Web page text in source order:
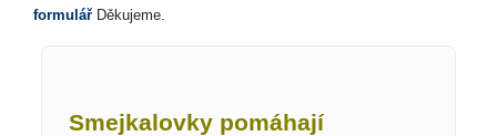
formulář Děkujeme.
Smejkalovky pomáhají